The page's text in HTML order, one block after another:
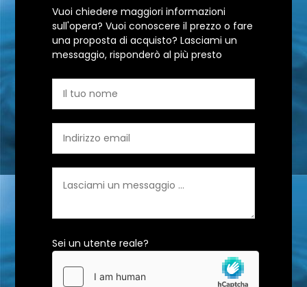
Vuoi chiedere maggiori informazioni
sull'opera? Vuoi conoscere il prezzo o fare
una proposta di acquisto? Lasciami un
messaggio, risponderò al più presto
Sei un utente reale?